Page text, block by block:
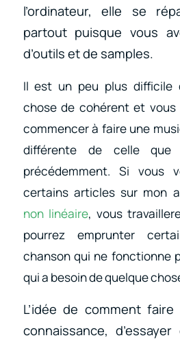
l’ordinateur, elle se
partout puisque vous
d’outils et de samples.
Il est un peu plus difficile
chose de cohérent et
commencer à faire une
différente de celle
précédemment. Si vous
certains articles sur mon
non linéaire, vous
pourrez emprunter
chanson qui ne fonctionne
qui a besoin de quelque
L’idée de comment
connaissance,